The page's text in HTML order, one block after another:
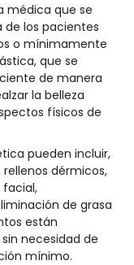
médica que se
los pacientes
o mínimamente
que se
de manera
la belleza
físicos de
pueden incluir,
dérmicos,
de grasa
están
necesidad de
mínimo.